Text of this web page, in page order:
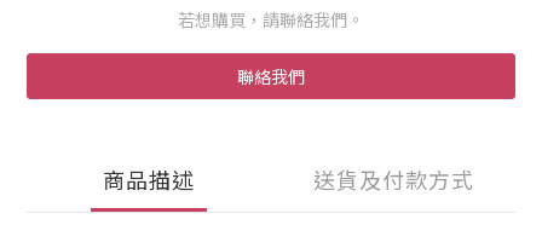
若想購買，請聯絡我們。
聯絡我們
商品描述 送貨及付款方式